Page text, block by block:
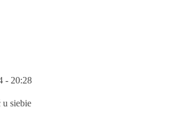
- 20:28
u siebie